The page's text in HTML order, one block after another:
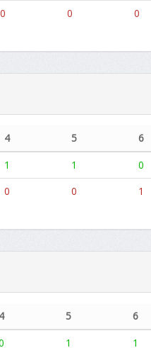
0 0 0
4 5 6
1 1 0
0 0 1
4 5 6
1 1